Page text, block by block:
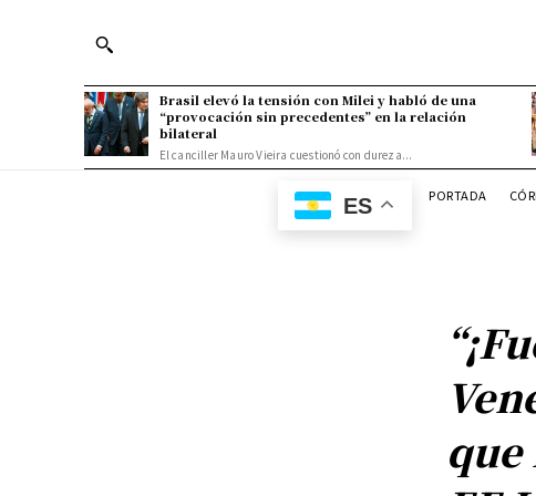
Brasil elevó la tensión con Milei y habló de una
“provocación sin precedentes” en la relación
bilateral
El canciller Mauro Vieira cuestionó con dureza...
ES PORTADA